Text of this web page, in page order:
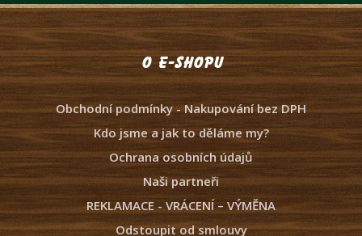
O e-shopu
Obchodní podmínky - Nakupování bez DPH
Kdo jsme a jak to děláme my?
Ochrana osobních údajů
Naši partneři
REKLAMACE - VRÁCENÍ – VÝMĚNA
Odstoupit od smlouvy